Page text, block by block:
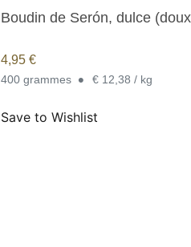
Boudin de Serón, dulce
4,95 €
400 grammes • € 12,38 / kg
Save to Wishlist